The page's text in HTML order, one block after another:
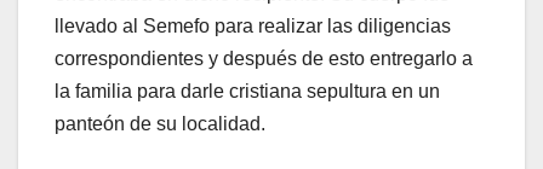
llevado al Semefo para realizar las diligencias
correspondientes y después de esto entregarlo a
la familia para darle cristiana sepultura en un
panteón de su localidad.